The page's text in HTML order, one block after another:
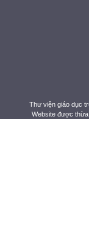
Thư viện giáo dục
Website được